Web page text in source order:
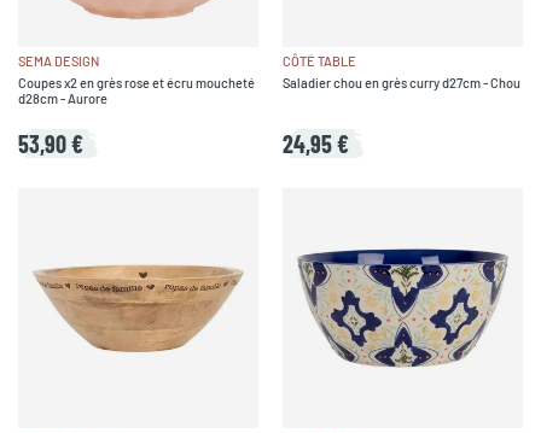
SEMA DESIGN
Coupes x2 en grès rose et écru moucheté
d28cm - Aurore
53,90 €
CÔTÉ TABLE
Saladier chou en grès curry d27cm - Chou
24,95 €